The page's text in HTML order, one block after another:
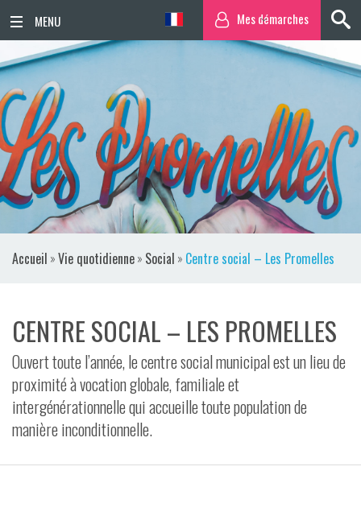
AGENDA
TERRITOIRE
VIE QUOTIDIENNE
SORTIR / BOUGER
ESPACE PRESSE
VIDÉOS
Mes démarches
Accueil »Vie quotidienne» Social » Centre social – Les Promelles
CENTRE SOCIAL – LES PROMELLES
Ouvert toute l’année, le centre social municipal est un lieu de
proximité à vocation globale, familiale et
intergénérationnelle qui accueille toute population de
manière inconditionnelle.